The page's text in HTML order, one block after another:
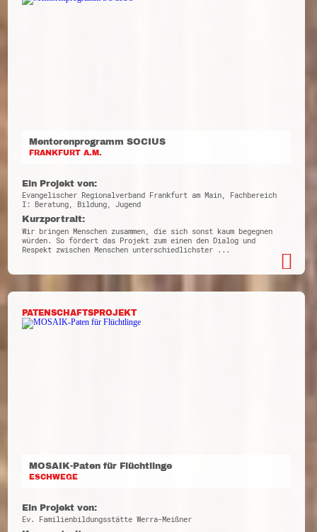
Mentorenprogramm SOCIUS
FRANKFURT A.M.
Ein Projekt von:
Evangelischer Regionalverband Frankfurt am Main, Fachbereich
I: Beratung, Bildung, Jugend
Kurzportrait:
Wir bringen Menschen zusammen, die sich sonst kaum begegnen
würden. So fördert das Projekt zum einen den Dialog und
Respekt zwischen Menschen unterschiedlichster ...
PATENSCHAFTSPROJEKT
MOSAIK-Paten für Flüchtlinge
ESCHWEGE
Ein Projekt von:
Ev. Familienbildungsstätte Werra-Meißner